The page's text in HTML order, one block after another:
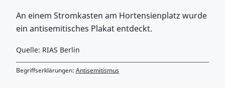
An einem Stromkasten am Hortensienplatz wurde
ein antisemitisches Plakat entdeckt.
Quelle: RIAS Berlin
Begriffserklärungen: Antisemitismus